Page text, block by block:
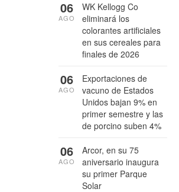
WK Kellogg Co
eliminará los
colorantes artificiales
en sus cereales para
finales de 2026
06
AGO
Exportaciones de
vacuno de Estados
Unidos bajan 9% en
primer semestre y las
de porcino suben 4%
06
AGO
Arcor, en su 75
aniversario inaugura
su primer Parque
Solar
06
AGO